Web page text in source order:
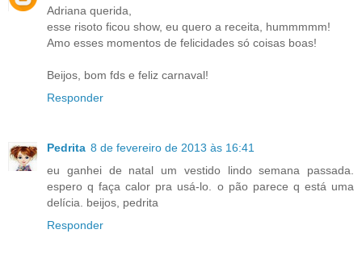
Adriana querida,
esse risoto ficou show, eu quero a receita, hummmmm!
Amo esses momentos de felicidades só coisas boas!
Beijos, bom fds e feliz carnaval!
Responder
Pedrita 8 de fevereiro de 2013 às 16:41
eu ganhei de natal um vestido lindo semana passada.
espero q faça calor pra usá-lo. o pão parece q está uma
delícia. beijos, pedrita
Responder